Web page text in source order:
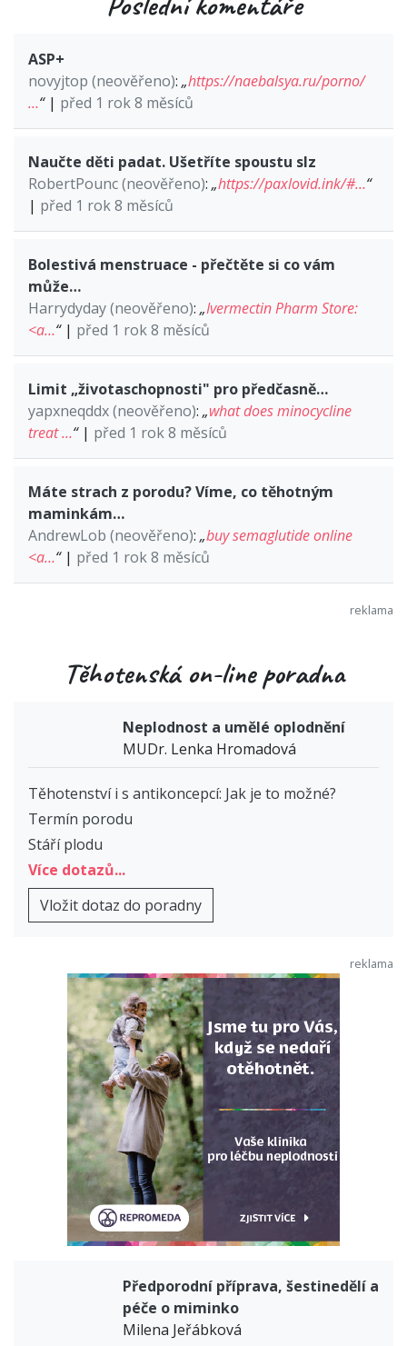
ASP+
novyjtop (neověřeno): „https://naebalsya.ru/porno/
…“| před 1 rok 8 měsíců
Naučte děti padat. Ušetříte spoustu slz
RobertPounc (neověřeno): „https://paxlovid.ink/#…“
| před 1 rok 8 měsíců
Bolestivá menstruace - přečtěte si co vám
může…
Harrydyday (neověřeno): „Ivermectin Pharm Store:
<a…“| před 1 rok 8 měsíců
Limit „životaschopnosti" pro předčasně…
yapxneqddx (neověřeno): „what does minocycline
treat …“| před 1 rok 8 měsíců
Máte strach z porodu? Víme, co těhotným
maminkám…
AndrewLob (neověřeno): „buy semaglutide online
<a…“| před 1 rok 8 měsíců
Těhotenská on-line poradna
Neplodnost a umělé oplodnění
MUDr. Lenka Hromadová
Těhotenství i s antikoncepcí: Jak je to možné?
Termín porodu
Stáří plodu
Více dotazů...
Vložit dotaz do poradny
Předporodní příprava, šestinedělí a
péče o miminko
Milena Jeřábková